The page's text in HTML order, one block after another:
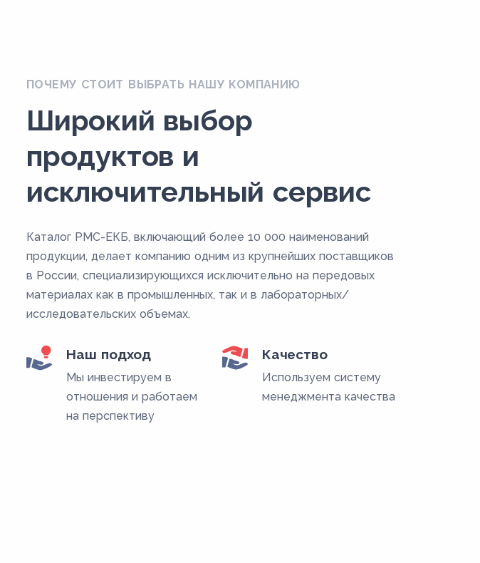
ПОЧЕМУ СТОИТ ВЫБРАТЬ НАШУ КОМПАНИЮ
Широкий выбор
продуктов и
исключительный сервис
Каталог РМС-ЕКБ, включающий более 10 000 наименований
продукции, делает компанию одним из крупнейших поставщиков
в России, специализирующихся исключительно на передовых
материалах как в промышленных, так и в лабораторных/
исследовательских объемах.
Наш подход
Мы инвестируем в
отношения и работаем
на перспективу
Качество
Используем систему
менеджмента качества